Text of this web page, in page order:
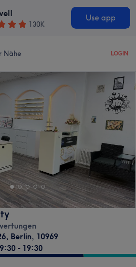
130K
Use app
Nähe LOGIN
, Berlin, 10969
- 19:30